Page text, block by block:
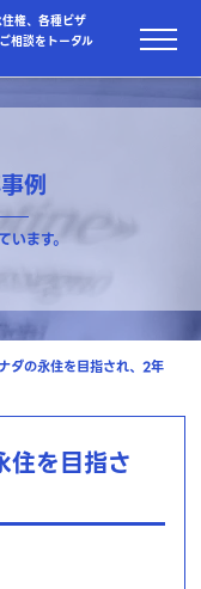
権、各種ビザ
相談をトータル
例
います。
ダの永住を目指され、2年
住を目指さ